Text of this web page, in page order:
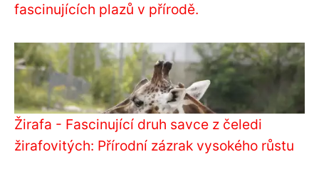
fascinujících plazů v přírodě.
Žirafa - Fascinující druh savce z čeledi
žirafovitých: Přírodní zázrak vysokého růstu